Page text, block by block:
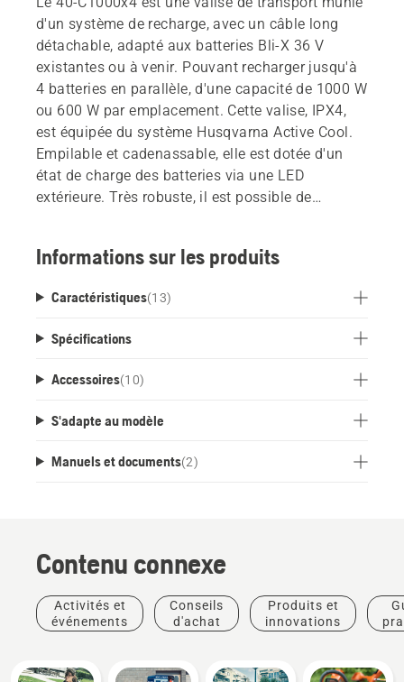
d'un système de recharge, avec un câble long
détachable, adapté aux batteries Bli-X 36 V
existantes ou à venir. Pouvant recharger jusqu'à
4 batteries en parallèle, d'une capacité de 1000 W
ou 600 W par emplacement. Cette valise, IPX4,
est équipée du système Husqvarna Active Cool.
Empilable et cadenassable, elle est dotée d'un
état de charge des batteries via une LED
extérieure. Très robuste, il est possible de
Informations sur les produits
Caractéristiques(13)
Spécifications
Accessoires(10)
S'adapte au modèle
Manuels et documents(2)
Contenu connexe
Activités et
événements
Conseils
d'achat
Produits et
innovations